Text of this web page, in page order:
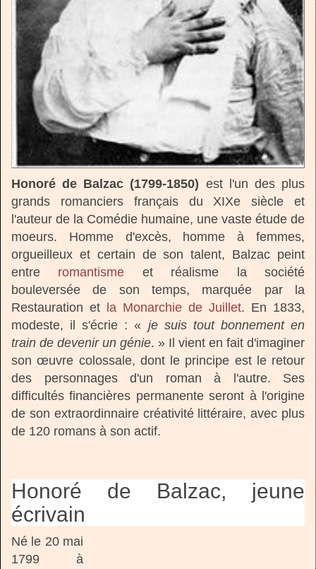
Honoré de Balzac (1799-1850) est l'un des plus
grands romanciers français du XIXe siècle et
l'auteur de la Comédie humaine, une vaste étude de
moeurs. Homme d'excès, homme à femmes,
orgueilleux et certain de son talent, Balzac peint
entre romantisme et réalisme la société
bouleversée de son temps, marquée par la
Restauration et
la Monarchie de Juillet. En 1833,
modeste, il s'écrie : « je suis tout bonnement en
train de devenir un génie. » Il vient en fait d'imaginer
son œuvre colossale, dont le principe est le retour
des personnages d'un roman à l'autre. Ses
difficultés financières permanente seront à l'origine
de son extraordinnaire créativité littéraire, avec plus
de 120 romans à son actif.
Honoré de Balzac, jeune
écrivain
Né le 20 mai
1799 à